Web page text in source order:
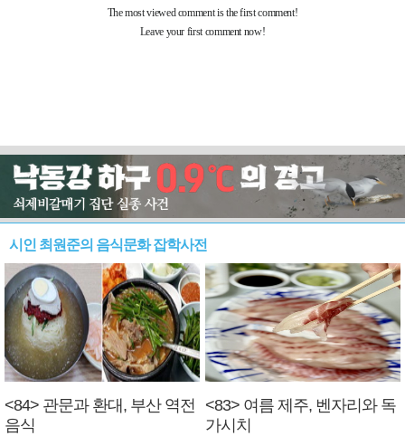
시인 최원준의 음식문화 잡학사전
<84> 관문과 환대, 부산 역전
음식
<83> 여름 제주, 벤자리와 독
가시치